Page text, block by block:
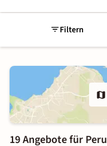
Filtern
19 Angebote für Peru